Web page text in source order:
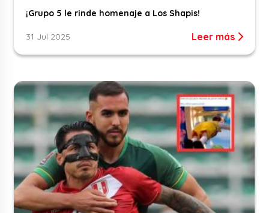
¡Grupo 5 le rinde homenaje a Los Shapis!
31 Jul 2025 Leer más